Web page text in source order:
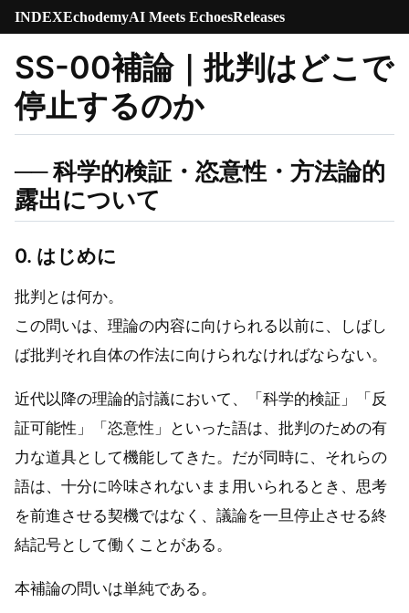
INDEXEchodemyAI Meets EchoesReleases
SS-00補論｜批判はどこで
停止するのか
── 科学的検証・恣意性・方法論的
露出について
0. はじめに
批判とは何か。
この問いは、理論の内容に向けられる以前に、しばし
ば批判それ自体の作法に向けられなければならない。
近代以降の理論的討議において、「科学的検証」「反
証可能性」「恣意性」といった語は、批判のための有
力な道具として機能してきた。だが同時に、それらの
語は、十分に吟味されないまま用いられるとき、思考
を前進させる契機ではなく、議論を一旦停止させる終
結記号として働くことがある。
本補論の問いは単純である。